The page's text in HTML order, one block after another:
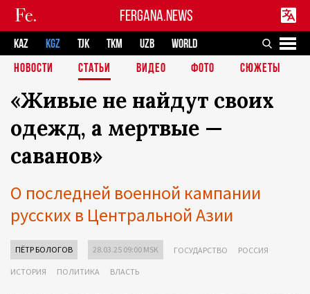
FERGANA.NEWS
KAZ KGZ TJK TKM UZB
WORLD
НОВОСТИ
СТАТЬИ ВИДЕО ФОТО СЮЖЕТЫ
«Живые не найдут своих
одежд, а мертвые —
саванов»
О последней военной кампании
русских в Центральной Азии
ПЁТР БОЛОГОВ 28.03.25 09:00 MSK ГОСУДАРСТВО РОССИЯ
ИСТОРИЯ ПОЛИТИКА ВЛАСТЬ